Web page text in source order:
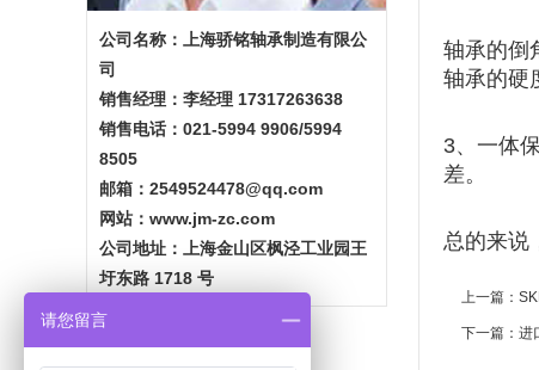
公司名称：上海骄铭轴承制造有限公
司
销售经理：李经理 17317263638
销售电话：021-5994 9906/5994
8505
邮箱：2549524478@qq.com
网站： www.jm-zc.com
公司地址：上海金山区枫泾工业园王
圩东路 1718 号
轴承的倒
轴承的硬
3、一体
差。
总的来说
上一篇：
下一篇： 进
请您留言